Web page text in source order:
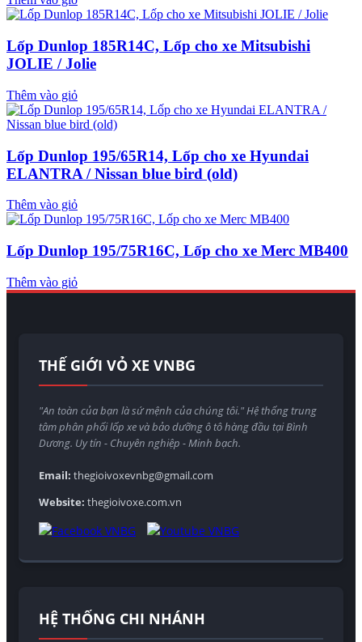
Lốp Dunlop 185R14C, Lốp cho xe Mitsubishi
JOLIE / Jolie
Thêm vào giỏ
Lốp Dunlop 195/65R14, Lốp cho xe Hyundai
ELANTRA / Nissan blue bird (old)
Thêm vào giỏ
Lốp Dunlop 195/75R16C, Lốp cho xe Merc MB400
Thêm vào giỏ
THẾ GIỚI VỎ XE VNBG
"An toàn của bạn là sứ mệnh của chúng tôi." Hệ thống trung
tâm phân phối lốp xe và bảo dưỡng ô tô hàng đầu tại Bình
Dương. Uy tín - Chuyên nghiệp - Minh bạch.
Email: thegioivoxevnbg@gmail.com
Website: thegioivoxe.com.vn
HỆ THỐNG CHI NHÁNH